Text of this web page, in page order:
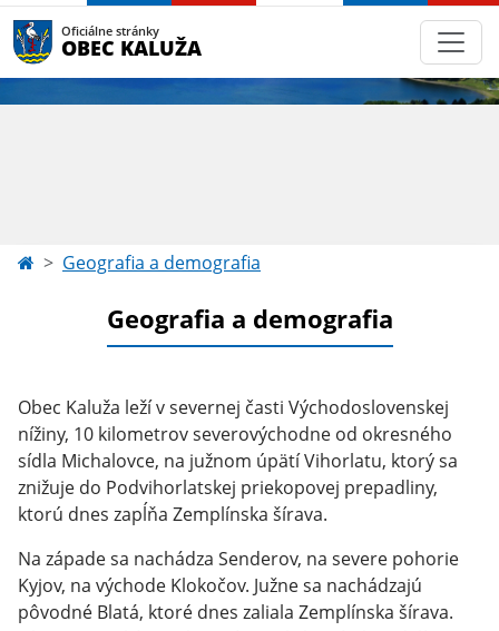
Oficiálne stránky
OBEC KALUŽA
Geografia a demografia
Geografia a demografia
Obec Kaluža leží v severnej časti Východoslovenskej
nížiny, 10 kilometrov severovýchodne od okresného
sídla Michalovce, na južnom úpätí Vihorlatu, ktorý sa
znižuje do Podvihorlatskej priekopovej prepadliny,
ktorú dnes zapĺňa Zemplínska šírava.
Na západe sa nachádza Senderov, na severe pohorie
Kyjov, na východe Klokočov. Južne sa nachádzajú
pôvodné Blatá, ktoré dnes zaliala Zemplínska šírava.